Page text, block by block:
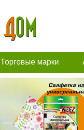
Торговые марки